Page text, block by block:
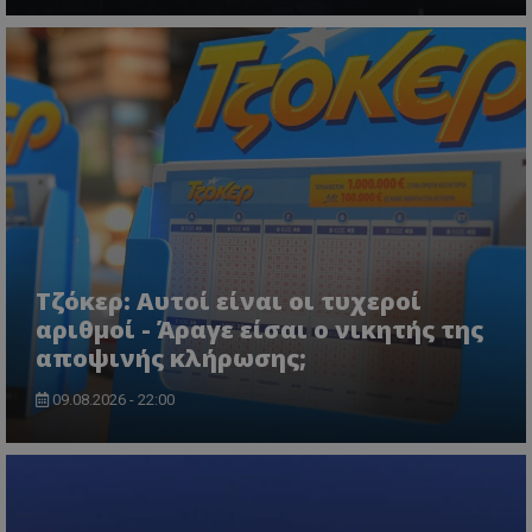
Τζόκερ: Αυτοί είναι οι τυχεροί
αριθμοί - Άραγε είσαι ο νικητής της
αποψινής κλήρωσης;
09.08.2026 - 22:00
ASP.NET_SessionId
Microsoft Corporation
lifenewscy.tothemaonline.com